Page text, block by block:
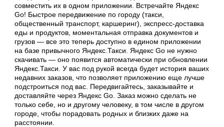
совместить их в одном приложении. Встречайте Яндекс
Go! Быстрое передвижение по городу (такси,
общественный транспорт, каршеринг), экспресс-доставка
еды и продуктов, моментальная отправка документов и
грузов — все это теперь доступно в едином приложении
на базе привычного Яндекс.Такси. Яндекс Go не нужно
скачивать — оно появится автоматически при обновлении
Яндекс.Такси. У вас под рукой всегда будет история ваших
недавних заказов, что позволяет приложению еще лучше
подстроиться под вас. Передвигайтесь, заказывайте и
доставляйте через Яндекс Go. Заказ можно сделать не
только себе, но и другому человеку, в том числе в другом
городе, чтобы порадовать родных и близких даже на
расстоянии.